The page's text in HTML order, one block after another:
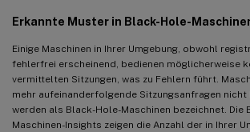
Erkannte Muster in Black-Hole-
Einige Maschinen in Ihrer Umgebung, obwohl
fehlerfrei erscheinend, bedienen möglicherweise
vermittelten Sitzungen, was zu Fehlern führt.
mehr aufeinanderfolgende Sitzungsanfragen nicht
werden als Black-Hole-Maschinen bezeichnet. Die
Maschinen-Insights zeigen die Anzahl der in Ihrer